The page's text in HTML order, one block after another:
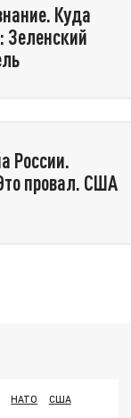
Куда
России.
провал. США
НАТО
США